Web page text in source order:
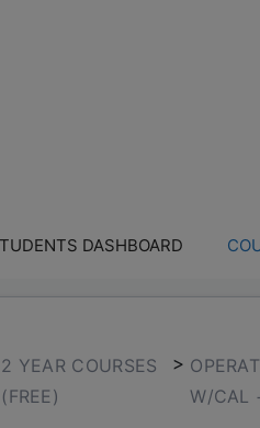
DASHBOARD
2 YEAR COURSES
(FREE)
>
W/CAL